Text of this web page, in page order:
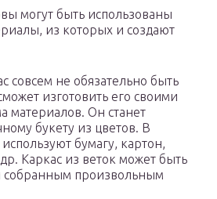
могут быть использованы
из которых и создают
совсем не обязательно быть
изготовить его своими
материалов. Он станет
букету из цветов. В
бумагу, картон,
Каркас из веток может быть
собранным произвольным